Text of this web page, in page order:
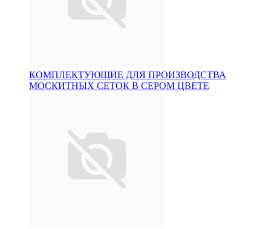
КОМПЛЕКТУЮЩИЕ ДЛЯ ПРОИЗВОДСТВА
МОСКИТНЫХ СЕТОК В СЕРОМ ЦВЕТЕ